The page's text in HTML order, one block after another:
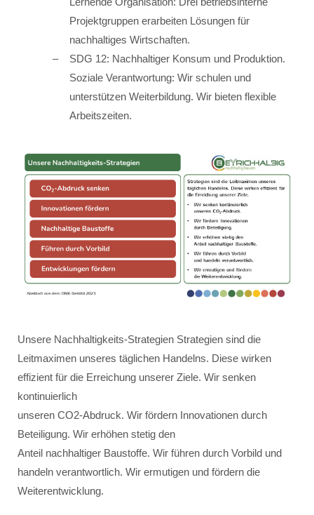
Projektgruppen erarbeiten Lösungen für
nachhaltiges Wirtschaften.
SDG 12: Nachhaltiger Konsum und Produktion.
Soziale Verantwortung: Wir schulen und
unterstützen Weiterbildung. Wir bieten flexible
Arbeitszeiten.
Unsere Nachhaltigkeits-Strategien Strategien sind die
Leitmaximen unseres täglichen Handelns. Diese wirken
effizient für die Erreichung unserer Ziele. Wir senken
kontinuierlich
unseren CO2-Abdruck. Wir fördern Innovationen durch
Beteiligung. Wir erhöhen stetig den
Anteil nachhaltiger Baustoffe. Wir führen durch Vorbild und
handeln verantwortlich. Wir ermutigen und fördern die
Weiterentwicklung.